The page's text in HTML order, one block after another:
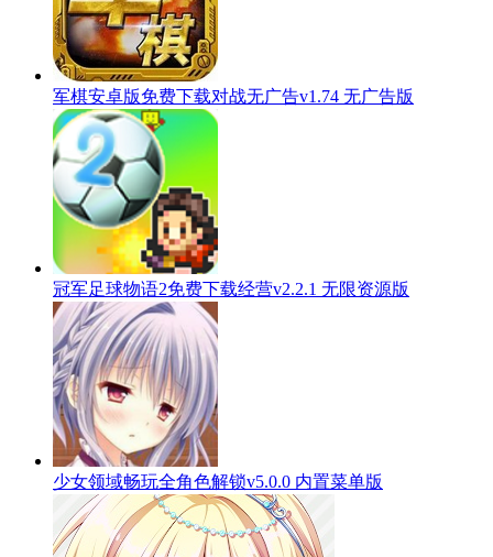
军棋安卓版免费下载对战无广告v1.74 无广告版
冠军足球物语2免费下载经营v2.2.1 无限资源版
少女领域畅玩全角色解锁v5.0.0 内置菜单版